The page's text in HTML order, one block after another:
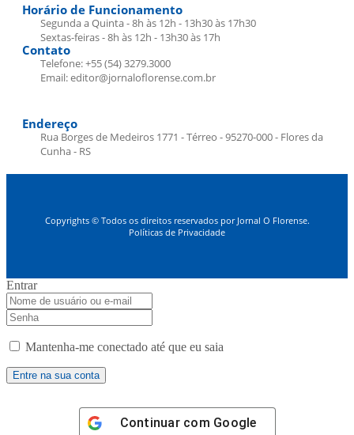
Horário de Funcionamento
Segunda a Quinta - 8h às 12h - 13h30 às 17h30
Sextas-feiras - 8h às 12h - 13h30 às 17h
Contato
Telefone: +55 (54) 3279.3000
Email: editor@jornaloflorense.com.br
Endereço
Rua Borges de Medeiros 1771 - Térreo - 95270-000 - Flores da
Cunha - RS
Copyrights © Todos os direitos reservados por Jornal O Florense.
Políticas de Privacidade
Entrar
Mantenha-me conectado até que eu saia
Continuar com Google